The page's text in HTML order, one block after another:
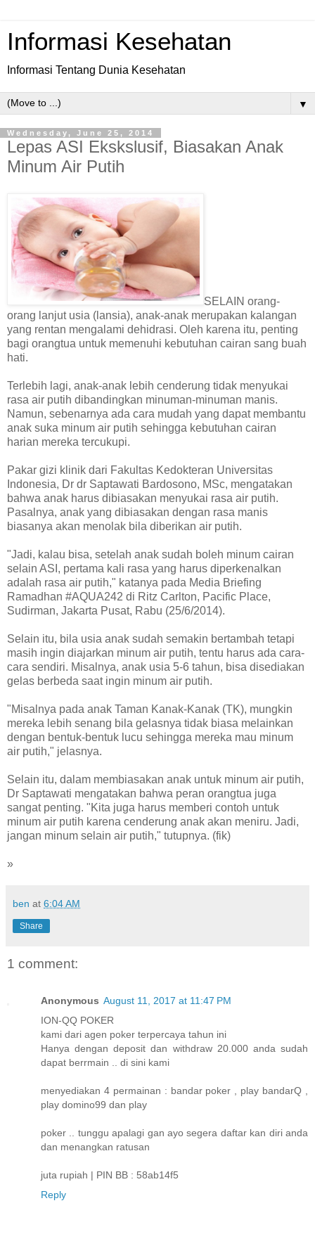
Informasi Kesehatan
Informasi Tentang Dunia Kesehatan
▼
Wednesday, June 25, 2014
Lepas ASI Ekskslusif, Biasakan Anak
Minum Air Putih
SELAIN orang-
orang lanjut usia (lansia), anak-anak merupakan kalangan
yang rentan mengalami dehidrasi. Oleh karena itu, penting
bagi orangtua untuk memenuhi kebutuhan cairan sang buah
hati.
Terlebih lagi, anak-anak lebih cenderung tidak menyukai
rasa air putih dibandingkan minuman-minuman manis.
Namun, sebenarnya ada cara mudah yang dapat membantu
anak suka minum air putih sehingga kebutuhan cairan
harian mereka tercukupi.
Pakar gizi klinik dari Fakultas Kedokteran Universitas
Indonesia, Dr dr Saptawati Bardosono, MSc, mengatakan
bahwa anak harus dibiasakan menyukai rasa air putih.
Pasalnya, anak yang dibiasakan dengan rasa manis
biasanya akan menolak bila diberikan air putih.
"Jadi, kalau bisa, setelah anak sudah boleh minum cairan
selain ASI, pertama kali rasa yang harus diperkenalkan
adalah rasa air putih," katanya pada Media Briefing
Ramadhan #AQUA242 di Ritz Carlton, Pacific Place,
Sudirman, Jakarta Pusat, Rabu (25/6/2014).
Selain itu, bila usia anak sudah semakin bertambah tetapi
masih ingin diajarkan minum air putih, tentu harus ada cara-
cara sendiri. Misalnya, anak usia 5-6 tahun, bisa disediakan
gelas berbeda saat ingin minum air putih.
"Misalnya pada anak Taman Kanak-Kanak (TK), mungkin
mereka lebih senang bila gelasnya tidak biasa melainkan
dengan bentuk-bentuk lucu sehingga mereka mau minum
air putih," jelasnya.
Selain itu, dalam membiasakan anak untuk minum air putih,
Dr Saptawati mengatakan bahwa peran orangtua juga
sangat penting. "Kita juga harus memberi contoh untuk
minum air putih karena cenderung anak akan meniru. Jadi,
jangan minum selain air putih," tutupnya. (fik)
»
ben at 6:04 AM
Share
1 comment:
Anonymous August 11, 2017 at 11:47 PM
ION-QQ POKER
kami dari agen poker terpercaya tahun ini
Hanya dengan deposit dan withdraw 20.000 anda sudah
dapat berrmain .. di sini kami
menyediakan 4 permainan : bandar poker , play bandarQ ,
play domino99 dan play
poker .. tunggu apalagi gan ayo segera daftar kan diri anda
dan menangkan ratusan
juta rupiah | PIN BB : 58ab14f5
Reply